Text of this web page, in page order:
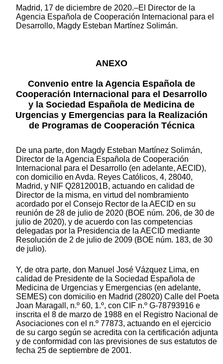
Madrid, 17 de diciembre de 2020.–El Director de la
Agencia Española de Cooperación Internacional para el
Desarrollo, Magdy Esteban Martínez Solimán.
ANEXO
Convenio entre la Agencia Española de
Cooperación Internacional para el Desarrollo
y la Sociedad Española de Medicina de
Urgencias y Emergencias para la Realización
de Programas de Cooperación Técnica
De una parte, don Magdy Esteban Martínez Solimán,
Director de la Agencia Española de Cooperación
Internacional para el Desarrollo (en adelante, AECID),
con domicilio en Avda. Reyes Católicos, 4, 28040,
Madrid, y NIF Q2812001B, actuando en calidad de
Director de la misma, en virtud del nombramiento
acordado por el Consejo Rector de la AECID en su
reunión de 28 de julio de 2020 (BOE núm. 206, de 30 de
julio de 2020), y de acuerdo con las competencias
delegadas por la Presidencia de la AECID mediante
Resolución de 2 de julio de 2009 (BOE núm. 183, de 30
de julio).
Y, de otra parte, don Manuel José Vázquez Lima, en
calidad de Presidente de la Sociedad Española de
Medicina de Urgencias y Emergencias (en adelante,
SEMES) con domicilio en Madrid (28020) Calle del Poeta
Joan Maragall, n.º 60, 1.º, con CIF n.º G-78793916 e
inscrita el 8 de marzo de 1988 en el Registro Nacional de
Asociaciones con el n.º 77873, actuando en el ejercicio
de su cargo según se acredita con la certificación adjunta
y de conformidad con las previsiones de sus estatutos de
fecha 25 de septiembre de 2001.